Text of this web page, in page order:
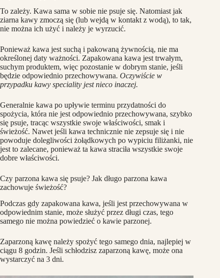
To zależy. Kawa sama w sobie nie psuje się. Natomiast jak
ziarna kawy zmoczą się (lub wejdą w kontakt z wodą), to tak,
nie można ich użyć i należy je wyrzucić.
Ponieważ kawa jest suchą i pakowaną żywnością, nie ma
określonej daty ważności. Zapakowana kawa jest trwałym,
suchym produktem, więc pozostanie w dobrym stanie, jeśli
będzie odpowiednio przechowywana. Oczywiście w
przypadku kawy speciality jest nieco inaczej.
Generalnie kawa po upływie terminu przydatności do
spożycia, która nie jest odpowiednio przechowywana, szybko
się psuje, tracąc wszystkie swoje właściwości, smak i
świeżość. Nawet jeśli kawa technicznie nie zepsuje się i nie
powoduje dolegliwości żołądkowych po wypiciu filiżanki, nie
jest to zalecane, ponieważ ta kawa straciła wszystkie swoje
dobre właściwości.
Czy parzona kawa się psuje? Jak długo parzona kawa
zachowuje świeżość?
Podczas gdy zapakowana kawa, jeśli jest przechowywana w
odpowiednim stanie, może służyć przez długi czas, tego
samego nie można powiedzieć o kawie parzonej.
Zaparzoną kawę należy spożyć tego samego dnia, najlepiej w
ciągu 8 godzin. Jeśli schłodzisz zaparzoną kawę, może ona
wystarczyć na 3 dni.